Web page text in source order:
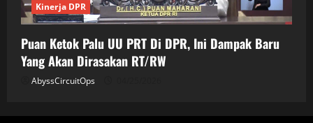
Kinerja DPR
Puan Ketok Palu UU PRT Di DPR, Ini Dampak Baru
Yang Akan Dirasakan RT/RW
AbyssCircuitOps